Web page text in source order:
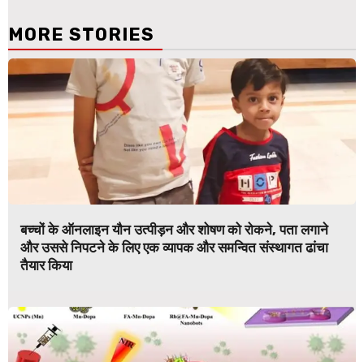
MORE STORIES
बच्चों के ऑनलाइन यौन उत्पीड़न और शोषण को रोकने, पता लगाने
और उससे निपटने के लिए एक व्यापक और समन्वित संस्थागत ढांचा
तैयार किया